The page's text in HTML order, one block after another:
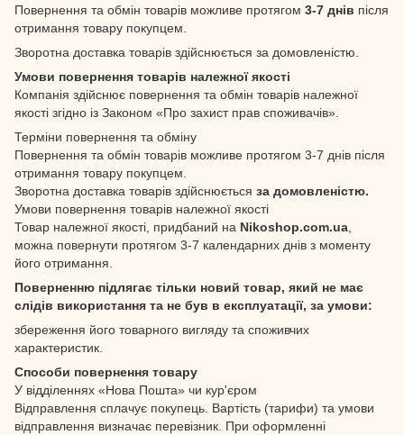
Повернення та обмін товарів можливе протягом 3-7 днів після
отримання товару покупцем.
Зворотна доставка товарів здійснюється за домовленістю.
Умови повернення товарів належної якості
Компанія здійснює повернення та обмін товарів належної
якості згідно із Законом «Про захист прав споживачів».
Терміни повернення та обміну
Повернення та обмін товарів можливе протягом 3-7 днів після
отримання товару покупцем.
Зворотна доставка товарів здійснюється за домовленістю.
Умови повернення товарів належної якості
Товар належної якості, придбаний на Nikoshop.com.ua
можна повернути протягом 3-7 календарних днів з моменту
його отримання.
Поверненню підлягає тільки новий товар, який не має
слідів використання та не був в експлуатації, за умови:
збереження його товарного вигляду та споживчих
характеристик.
Способи повернення товару
У відділеннях «Нова Пошта» чи кур'єром
Відправлення сплачує покупець. Вартість (тарифи) та умови
відправлення визначає перевізник. При оформленні